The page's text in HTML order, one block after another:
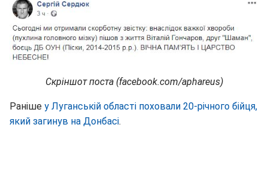
Скріншот поста (facebook.com/aphareus)
Раніше у Луганській області поховали 20-річного бійця,
який загинув на Донбасі.